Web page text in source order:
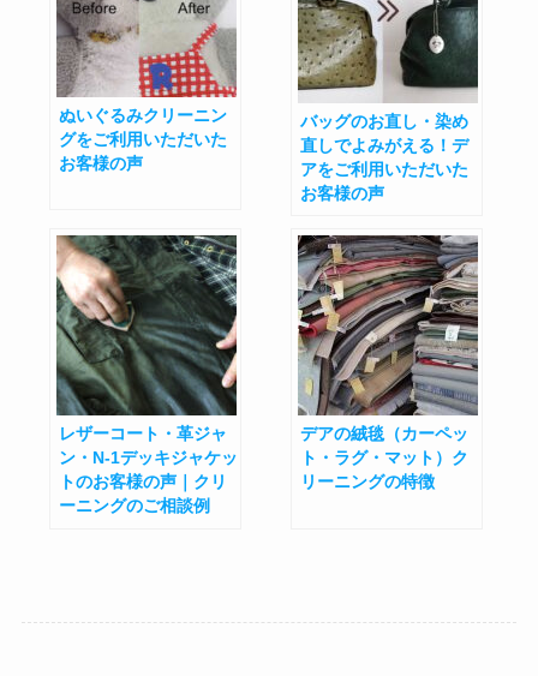
ぬいぐるみクリーニン
グをご利用いただいた
お客様の声
バッグのお直し・染め
直しでよみがえる！デ
アをご利用いただいた
お客様の声
レザーコート・革ジャ
ン・N-1デッキジャケッ
トのお客様の声｜クリ
ーニングのご相談例
デアの絨毯（カーペッ
ト・ラグ・マット）ク
リーニングの特徴